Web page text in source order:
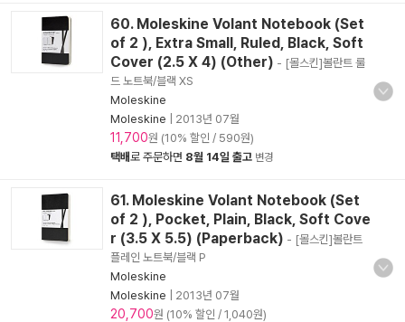
60. Moleskine Volant Notebook (Set
of 2 ), Extra Small, Ruled, Black, Soft
Cover (2.5 X 4) (Other) - [몰스킨]볼란트 룰
드 노트북/블랙 XS
Moleskine
Moleskine
2013년 07월
11,700원 (10% 할인 / 590원)
택배로 주문하면 8월 14일 출고 변경
61. Moleskine Volant Notebook (Set
of 2 ), Pocket, Plain, Black, Soft Cove
r (3.5 X 5.5) (Paperback) - [몰스킨]볼란트
플레인 노트북/블랙 P
Moleskine
Moleskine
2013년 07월
20,700원 (10% 할인 / 1,040원)